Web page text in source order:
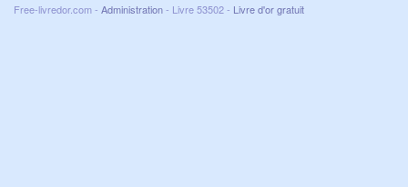
Free-livredor.com - Administration- Livre 53502 - Livre d'or gratuit